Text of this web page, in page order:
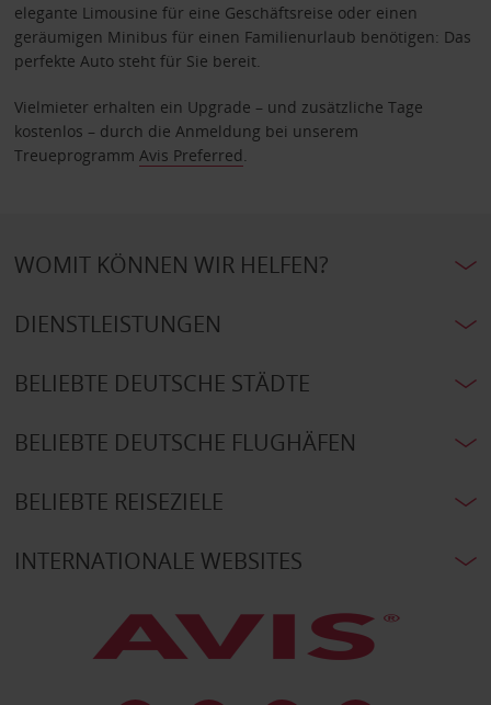
elegante Limousine für eine Geschäftsreise oder einen
geräumigen Minibus für einen Familienurlaub benötigen: Das
perfekte Auto steht für Sie bereit.
Vielmieter erhalten ein Upgrade – und zusätzliche Tage
kostenlos – durch die Anmeldung bei unserem
Treueprogramm Avis Preferred
WOMIT KÖNNEN WIR HELFEN?
DIENSTLEISTUNGEN
BELIEBTE DEUTSCHE STÄDTE
BELIEBTE DEUTSCHE FLUGHÄFEN
BELIEBTE REISEZIELE
INTERNATIONALE WEBSITES